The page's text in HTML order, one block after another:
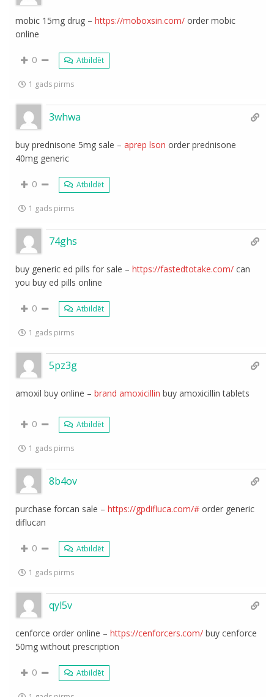
mobic 15mg drug –https://moboxsin.com/ order mobic
online
0 Atbildēt
1 gads pirms
3whwa
buy prednisone 5mg sale –aprep lson order prednisone
40mg generic
0 Atbildēt
1 gads pirms
74ghs
buy generic ed pills for sale –https://fastedtotake.com/ can
you buy ed pills online
0 Atbildēt
1 gads pirms
5pz3g
amoxil buy online –brand amoxicillin buy amoxicillin tablets
0 Atbildēt
1 gads pirms
8b4ov
purchase forcan sale –https://gpdifluca.com/# order generic
diflucan
0 Atbildēt
1 gads pirms
qyl5v
cenforce order online –https://cenforcers.com/ buy cenforce
50mg without prescription
0 Atbildēt